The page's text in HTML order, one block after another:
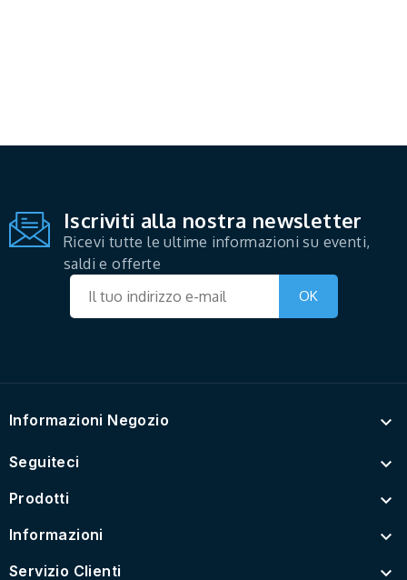
Iscriviti alla nostra newsletter
Ricevi tutte le ultime informazioni su eventi,
saldi e offerte
Informazioni Negozio 
Seguiteci 
Prodotti 
Informazioni 
Servizio Clienti 